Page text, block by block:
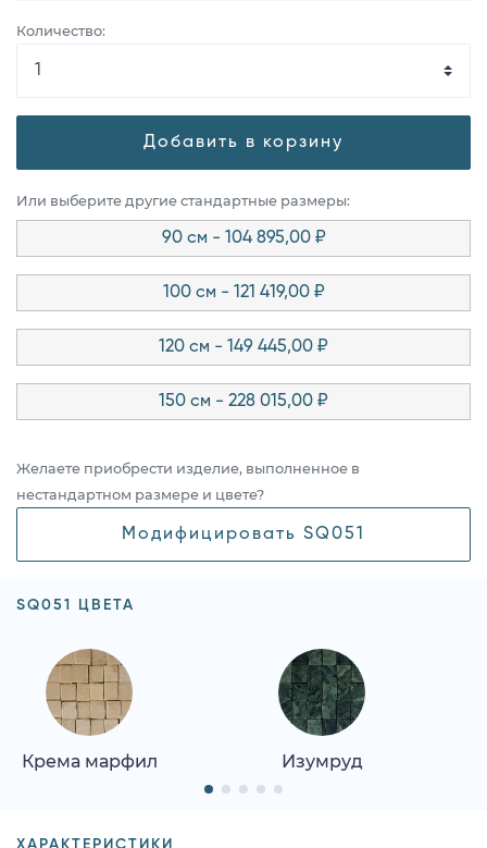
Количество:
Добавить в корзину
Или выберите другие стандартные размеры:
90 см - 104 895,00 ₽
100 см - 121 419,00 ₽
120 см - 149 445,00 ₽
150 см - 228 015,00 ₽
Желаете приобрести изделие, выполненное в
нестандартном размере и цвете?
Модифицировать SQ051
SQ051 ЦВЕТА
Крема марфил Изумруд
ХАРАКТЕРИСТИКИ